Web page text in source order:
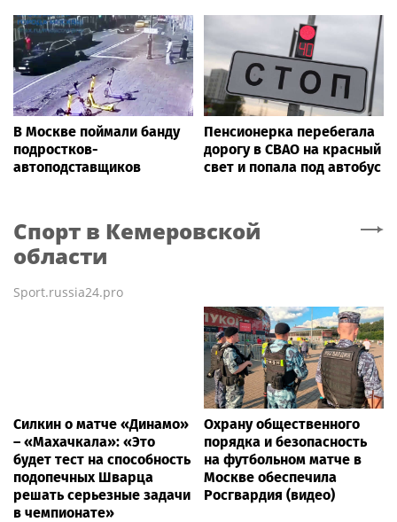
В Москве поймали банду
подростков-
автоподставщиков
Пенсионерка перебегала
дорогу в СВАО на красный
свет и попала под автобус
Спорт в Кемеровской
области
Sport.russia24.pro
Силкин о матче «Динамо»
– «Махачкала»: «Это
будет тест на способность
подопечных Шварца
решать серьезные задачи
в чемпионате»
Охрану общественного
порядка и безопасность
на футбольном матче в
Москве обеспечила
Росгвардия (видео)